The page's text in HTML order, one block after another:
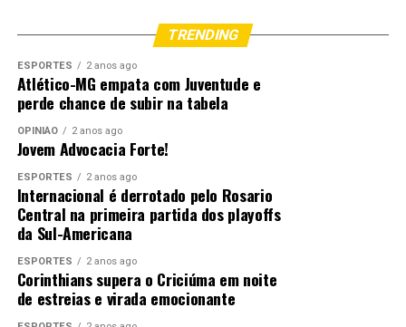
direitos. Queremos seguir os mesmos passos do juiz”,
O Coordenador do Cejusc de Rondonópolis destacou aos
alunos as vantagens da autocomposição, como a
celeridade na resolução do conflito, apontando que a
busca pela paz social depende do esforço de todos.
“Ressaltamos que a autocomposição é a melhor forma
de solução dos conflitos e deve ser tratada desde a
adolescência para se mudar a cultura do litígio. Por isso
entendemos que este encontro desta manhã foi
valiosíssimo para centenas de alunos”, finalizou o juiz
coordenador do Cejusc de Rondonópolis.
TRENDING
ESPORTES 2 anos ago
Atlético-MG empata com Juventude e
perde chance de subir na tabela
OPINIÃO 2 anos ago
Jovem Advocacia Forte!
ESPORTES 2 anos ago
Internacional é derrotado pelo Rosario
Central na primeira partida dos playoffs
da Sul-Americana
ESPORTES 2 anos ago
Corinthians supera o Criciúma em noite
de estreias e virada emocionante